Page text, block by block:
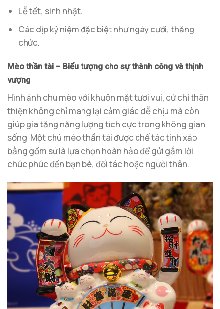
Lễ tết, sinh nhật.
Các dịp kỷ niệm đặc biệt như ngày cưới, thăng
chức.
Mèo thần tài – Biểu tượng cho sự thành công và thịnh
vượng
Hình ảnh chú mèo với khuôn mặt tươi vui, cử chỉ thân
thiện không chỉ mang lại cảm giác dễ chịu mà còn
giúp gia tăng năng lượng tích cực trong không gian
sống. Một chú mèo thần tài được chế tác tinh xảo
bằng gốm sứ là lựa chọn hoàn hảo để gửi gắm lời
chúc phúc đến bạn bè, đối tác hoặc người thân.